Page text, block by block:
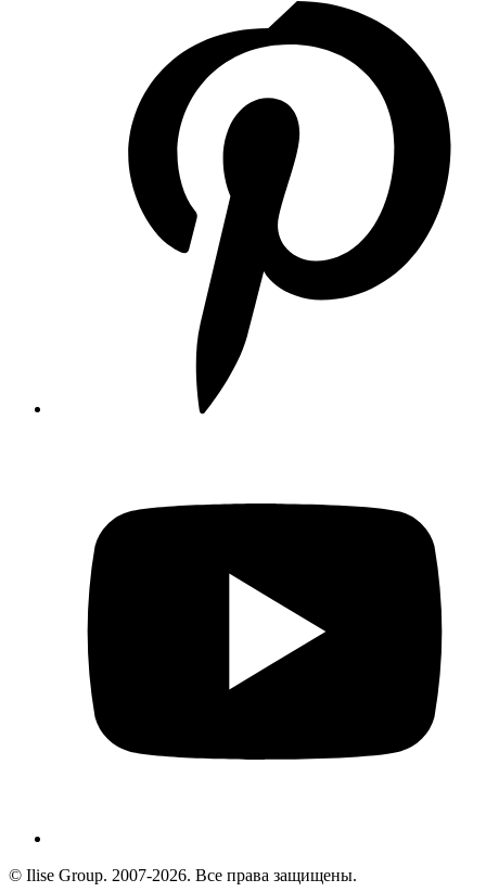
© Ilise Group. 2007-2026. Все права защищены.